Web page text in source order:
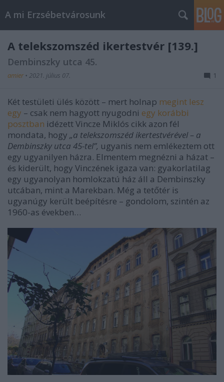
A mi Erzsébetvárosunk
A telekszomszéd ikertestvér [139.]
Dembinszky utca 45.
amier • 2021. július 07. 1
Két testületi ülés között – mert holnap megint lesz
egy – csak nem hagyott nyugodni egy korábbi
posztban idézett Vincze Miklós cikk azon fél
mondata, hogy „a telekszomszéd ikertestvérével – a
Dembinszky utca 45-tel”, ugyanis nem emlékeztem ott
egy ugyanilyen házra. Elmentem megnézni a házat –
és kiderült, hogy Vinczének igaza van: gyakorlatilag
egy ugyanolyan homlokzatú ház áll a Dembinszky
utcában, mint a Marekban. Még a tetőtér is
ugyanúgy került beépítésre – gondolom, szintén az
1960-as években…